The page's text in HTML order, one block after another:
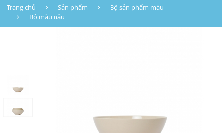
Trang chủ Sản phẩm
Bộ sản phẩm màu
Bộ màu nâu